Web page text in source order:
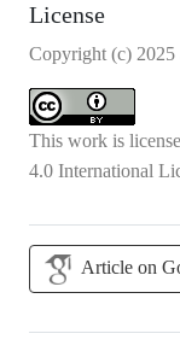
License
Copyright (c) 2025
This work is
4.0 International
Article on